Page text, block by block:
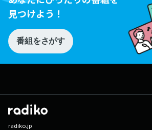
見つけよう！
番組をさがす
radiko.jp